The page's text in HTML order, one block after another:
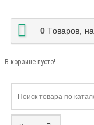
0 Tоваров, на
В корзине пусто!